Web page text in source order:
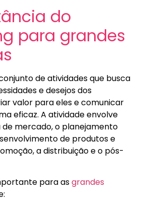
do
para grandes
de atividades que busca
e desejos dos
valor para eles e comunicar
eficaz. A atividade envolve
de mercado, o planejamento
de produtos e
a distribuição e o pós-
para asgrandes